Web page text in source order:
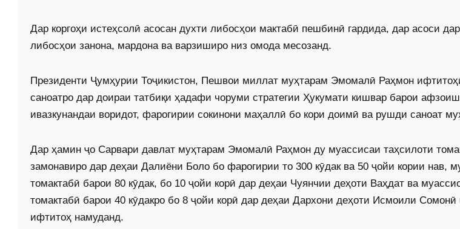
Дар коргоҳи истеҳсолӣ асосан духти либосҳои мактабӣ пешбинӣ гардида, дар асоси
либосҳои занона, мардона ва варзиширо низ омода месозанд.
Президенти Ҷумҳурии Тоҷикистон, Пешвои миллат муҳтарам Эмомалӣ Раҳмон
саноатро дар доираи татбиқи ҳадафи чоруми стратегии Ҳукумати кишвар барои
ивазкунандаи воридот, фарогирии сокинони маҳаллӣ бо кори доимӣ ва рушди саноат
Дар ҳамин ҷо Сарвари давлат муҳтарам Эмомалӣ Раҳмон ду муассисаи таҳсилоти
замонавиро дар деҳаи Далиёни Боло бо фарогирии то 300 кӯдак ва 50 ҷойи кории нав,
томактабӣ барои 80 кӯдак, бо 10 ҷойи корӣ дар деҳаи Чуянчии деҳоти Ваҳдат ва
томактабӣ барои 40 кӯдакро бо 8 ҷойи корӣ дар деҳаи Дархони деҳоти Исмоили Сомонӣ
ифтитоҳ намуданд.